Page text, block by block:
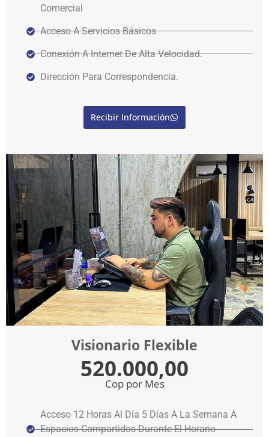
Comercial
Acceso A Servicios Básicos
Conexión A Internet De Alta Velocidad.
Dirección Para Correspondencia.
Recibir Información
Visionario Flexible
520.000,00
Cop por Mes
Acceso 12 Horas Al Día 5 Días A La Semana A
Espacios Compartidos Durante El Horario